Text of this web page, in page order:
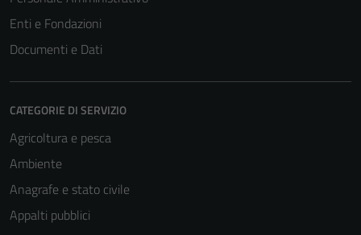
Enti e Fondazioni
Documenti e Dati
CATEGORIE DI SERVIZIO
Agricoltura e pesca
Ambiente
Anagrafe e stato civile
Appalti pubblici